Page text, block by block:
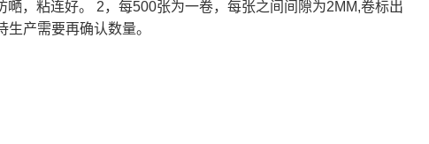
，粘连好。 2，每500张为一卷，每张之间间隙为2MM,卷标出
产需要再确认数量。